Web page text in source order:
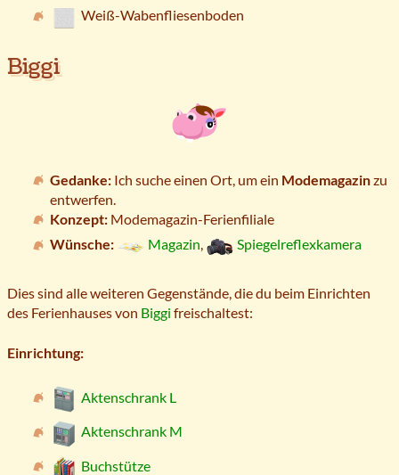
Weiß-Wabenfliesenboden
Biggi
Gedanke: Ich suche einen Ort, um ein Modemagazinzu
entwerfen.
Konzept: Modemagazin-Ferienfiliale
Wünsche:
Magazin, Spiegelreflexkamera
Dies sind alle weiteren Gegenstände, die du beim Einrichten
des Ferienhauses von Biggi freischaltest:
Einrichtung:
Aktenschrank L
Aktenschrank M
Buchstütze